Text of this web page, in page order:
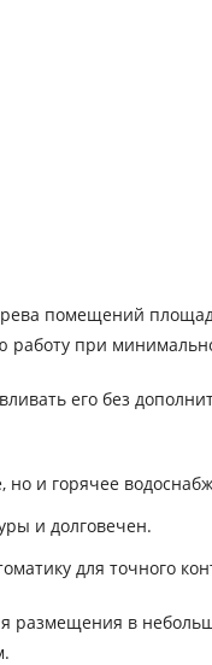
помещений
при
его без
но и горячее
и долговечен.
для точного
размещения в